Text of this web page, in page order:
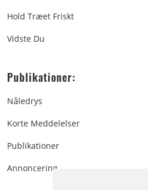
Hold Træet Friskt
Vidste Du
Publikationer:
Nåledrys
Korte Meddelelser
Publikationer
Annoncering